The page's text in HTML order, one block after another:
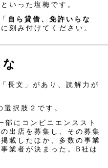
いった塩梅です。
自ら貸借、免許いらな
刻み付けてください。
長文」があり、読解力が
選択肢２です。
部にコンビニエンススト
出店を募集し、その募集
載したほか、多数の事業
業者が決まった。B社は